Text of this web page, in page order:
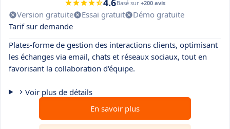
4.6Basé sur +200 avis
Version gratuite Essai gratuit
Démo gratuite
Tarif sur demande
Plates-forme de gestion des interactions clients, optimisant
les échanges via email, chats et réseaux sociaux, tout en
favorisant la collaboration d'équipe.
Voir plus de détails
En savoir plus